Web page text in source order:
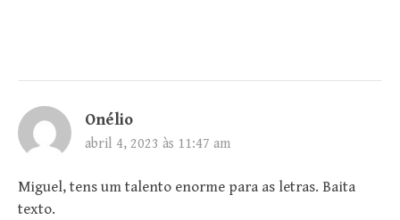
Onélio
abril 4, 2023 às 11:47 am
Miguel, tens um talento enorme para as letras. Baita
texto.